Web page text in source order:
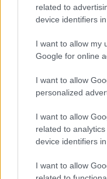
related to
device identifiers in
I want to allow my
Google for online
I want to allow
personalized
I want to allow
related to
device identifiers in
I want to allow
Το πρόγραμμα
βασίζονται σε
Σε κάποια
επίσης να
τεχνικέςκαι